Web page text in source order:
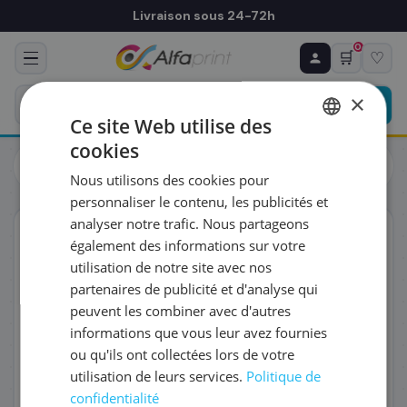
Livraison sous 24-72h
🛒
0
♡
Toners
Kyocera
ORIGINAL
♻ COMMANDE RÉCURRENTE
Prévoyez & économisez
Programmez votre prochain achat — notre équipe
vous prépare un devis personnalisé
RÉFÉRENCE DU PRODUIT
FRÉQUENCE
QUANTITÉ PAR LIVRAISON
DATE DE PREMIÈRE LIVRAISON SOUHAITÉE
×
Ce site Web utilise des
cookies
Nous utilisons des cookies pour
personnaliser le contenu, les publicités et
analyser notre trafic. Nous partageons
également des informations sur votre
utilisation de notre site avec nos
partenaires de publicité et d'analyse qui
peuvent les combiner avec d'autres
informations que vous leur avez fournies
ou qu'ils ont collectées lors de votre
utilisation de leurs services. Politique de
confidentialité